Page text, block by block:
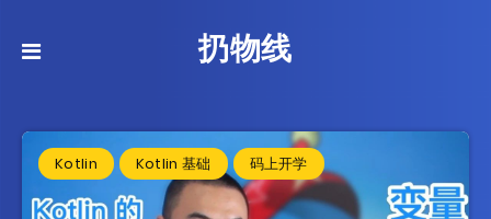
扔物线
Kotlin Kotlin 基础 码上开学